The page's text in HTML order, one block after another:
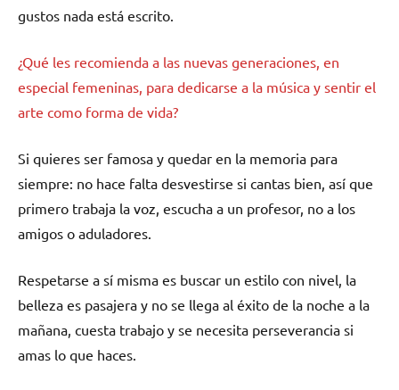
gustos nada está escrito.
¿Qué les recomienda a las nuevas generaciones, en
especial femeninas, para dedicarse a la música y sentir el
arte como forma de vida?
Si quieres ser famosa y quedar en la memoria para
siempre: no hace falta desvestirse si cantas bien, así que
primero trabaja la voz, escucha a un profesor, no a los
amigos o aduladores.
Respetarse a sí misma es buscar un estilo con nivel, la
belleza es pasajera y no se llega al éxito de la noche a la
mañana, cuesta trabajo y se necesita perseverancia si
amas lo que haces.